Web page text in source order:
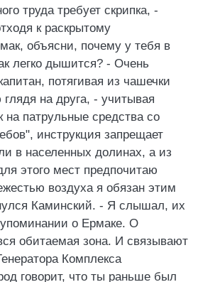
труда требует скрипка, -
к раскрытому
объясни, почему у тебя в
легко дышится? - Очень
потягивая из чашечки
на друга, - учитывая
на патрульные средства со
инструкция запрещает
в населенных долинах, а из
этого мест предпочитаю
воздуха я обязан этим
Каминский. - Я слышал, их
о Ермаке. О
обитаемая зона. И связывают
Комплекса
говорит, что ты раньше был